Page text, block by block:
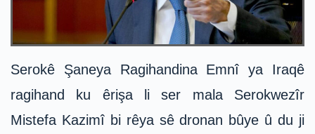
Serokê Şaneya Ragihandina Emnî ya Iraqê
ragihand ku êrişa li ser mala Serokwezîr
Mistefa Kazimî bi rêya sê dronan bûye û du ji